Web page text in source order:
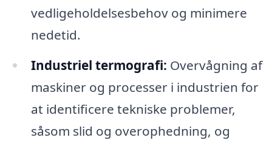
vedligeholdelsesbehov og minimere
nedetid.
Industriel termografi: Overvågning af
maskiner og processer i industrien for
at identificere tekniske problemer,
såsom slid og overophedning, og